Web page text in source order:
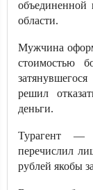
объединенной
области.
Мужчина
стоимостью
решил
деньги.
Турагент —
перечислил
рублей якобы